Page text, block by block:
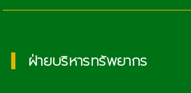
ฝ่ายบริหารทรัพยากร